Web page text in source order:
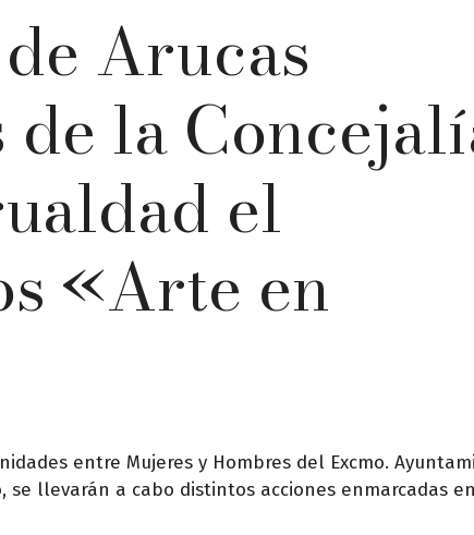
Arucas
de la
el
«Arte en
entre Mujeres y Hombres del Excmo.
llevarán a cabo distintos acciones enmarcadas